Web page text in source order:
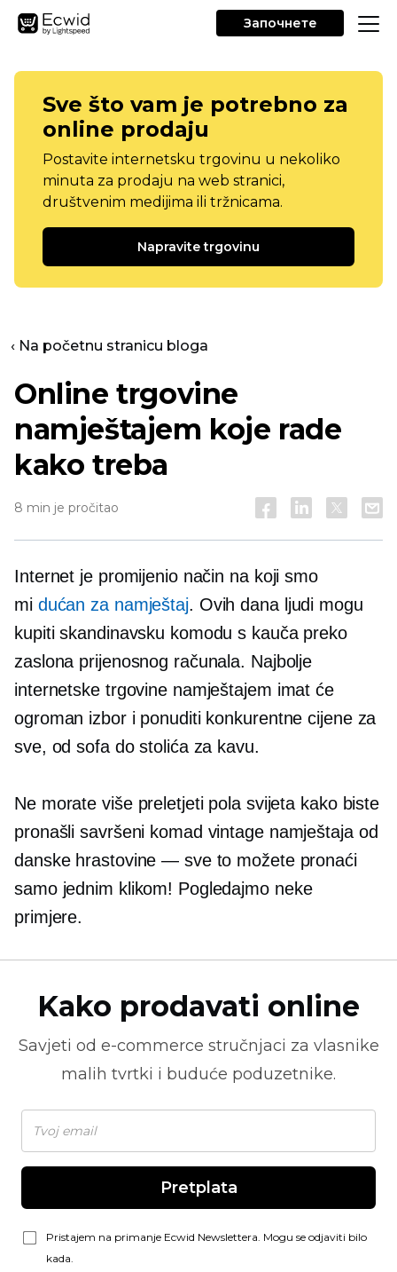
Започнете
Sve što vam je potrebno za
online prodaju
Postavite internetsku trgovinu u nekoliko
minuta za prodaju na web stranici,
društvenim medijima ili tržnicama.
Napravite trgovinu
‹ Na početnu stranicu bloga
Online trgovine
namještajem koje rade
kako treba
8 min je pročitao
Internet je promijenio način na koji smo
mi dućan za namještaj. Ovih dana ljudi mogu
kupiti skandinavsku komodu s kauča preko
zaslona prijenosnog računala. Najbolje
internetske trgovine namještajem imat će
ogroman izbor i ponuditi konkurentne cijene za
sve, od sofa do stolića za kavu.
Ne morate više preletjeti pola svijeta kako biste
pronašli savršeni komad vintage namještaja od
danske hrastovine — sve to možete pronaći
samo jednim klikom! Pogledajmo neke
primjere.
Kako prodavati online
Savjeti od e-commerce stručnjaci za vlasnike
malih tvrtki i buduće poduzetnike.
Pretplata
Pristajem na primanje Ecwid Newslettera. Mogu se odjaviti bilo
kada.